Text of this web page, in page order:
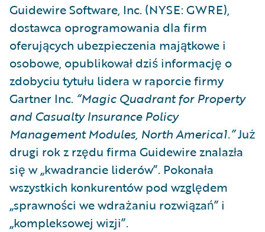
Guidewire Software, Inc. (NYSE: GWRE),
dostawca oprogramowania dla firm
oferujących ubezpieczenia majątkowe i
osobowe, opublikował dziś informację o
zdobyciu tytułu lidera w raporcie firmy
Gartner Inc. “Magic Quadrant for Property
and Casualty Insurance Policy
Management Modules, North America1.”Już
drugi rok z rzędu firma Guidewire znalazła
się w „kwadrancie liderów”. Pokonała
wszystkich konkurentów pod względem
„sprawności we wdrażaniu rozwiązań” i
„kompleksowej wizji”.